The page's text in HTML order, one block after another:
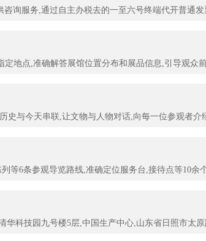
询服务,通过自主办税去的一至六号终端代开普通
地点,准确解答展馆位置分布和展品信息,引导观众
与今天串联,让文物与人物对话,向每一位参观者介
等6条参观导览路线,准确定位服务台,接待点等10余
科技园九号楼5层,中国生产中心,山东省日照市太原